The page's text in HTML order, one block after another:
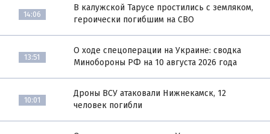
14:06
В калужской Тарусе простились с земляком,
героически погибшим на СВО
13:51
О ходе спецоперации на Украине: сводка
Минобороны РФ на 10 августа 2026 года
10:01
Дроны ВСУ атаковали Нижнекамск, 12
человек погибли